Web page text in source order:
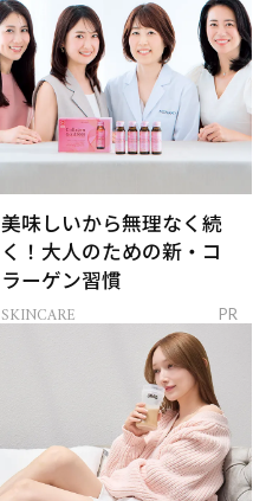
美味しいから無理なく続
く！大人のための新・コ
ラーゲン習慣
SKINCARE PR